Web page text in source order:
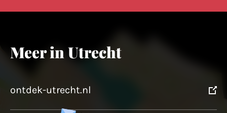
Meer in Utrecht
ontdek-utrecht.nl